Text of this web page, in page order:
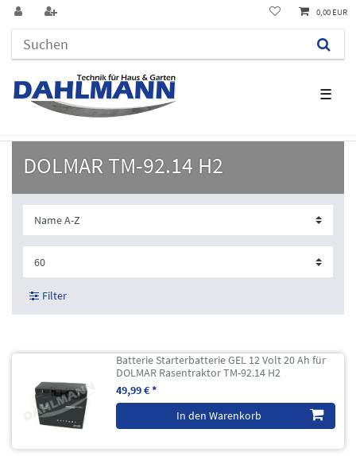
☰
0,00 EUR
DOLMAR TM-92.14 H2
Filter
Batterie Starterbatterie GEL 12 Volt 20 Ah für
DOLMAR Rasentraktor TM-92.14 H2
49,99 € *
In den Warenkorb